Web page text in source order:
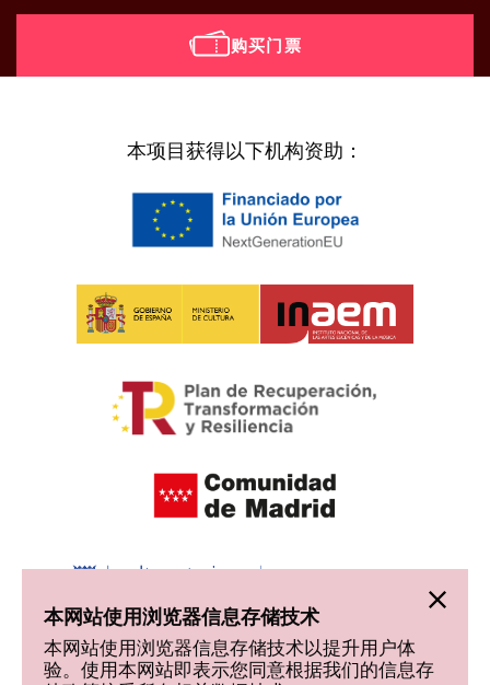
购买门票
本项目获得以下机构资助：
本网站使用浏览器信息存储技术
本网站使用浏览器信息存储技术以提升用户体
验。使用本网站即表示您同意根据我们的信息存